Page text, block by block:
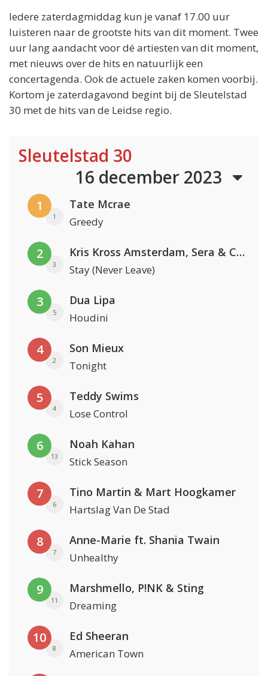
Iedere zaterdagmiddag kun je vanaf 17.00 uur
luisteren naar de grootste hits van dit moment. Twee
uur lang aandacht voor dé artiesten van dit moment,
met nieuws over de hits en natuurlijk een
concertagenda. Ook de actuele zaken komen voorbij.
Kortom je zaterdagavond begint bij de Sleutelstad
30 met de hits van de Leidse regio.
Sleutelstad 30
16 december 2023
1
1
Tate Mcrae
Greedy
2
3
Kris Kross Amsterdam, Sera & Conor Maynard
Stay (Never Leave)
3
5
Dua Lipa
Houdini
4
2
Son Mieux
Tonight
5
4
Teddy Swims
Lose Control
6
13
Noah Kahan
Stick Season
7
6
Tino Martin & Mart Hoogkamer
Hartslag Van De Stad
8
7
Anne-Marie ft. Shania Twain
Unhealthy
9
11
Marshmello, P!NK & Sting
Dreaming
10
8
Ed Sheeran
American Town